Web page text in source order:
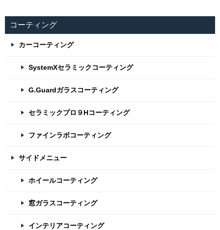
コーティング
カーコーティング
SystemXセラミックコーティング
G.Guardガラスコーティング
セラミックプロ９Hコーティング
ファインラボコーティング
サイドメニュー
ホイールコーティング
窓ガラスコーティング
インテリアコーティング